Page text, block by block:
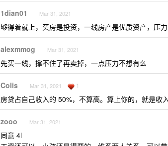
1dian01 Mar 31, 2021
够得着就上，买房是投资，一线房产是优质资产，压
alexmmog Mar 31, 2021
先买一线，撑不住了再卖掉，一点压力不想有么
Colis Mar 31, 2021 1
房贷占自己收入的 50%，不算高。算上你的，就是收
zooo Mar 31, 2021
同意 4l